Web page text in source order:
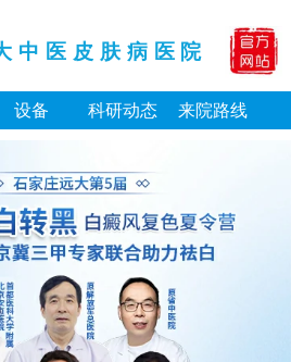
中医皮肤病医院
设备 科研动态 来院路线